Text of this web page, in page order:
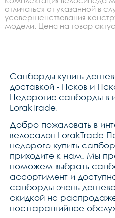
под камеру go pro.,сап
идеален для девушек и
мужчин
отличаться от указанной в
усовершенствования
модели. Цена на товар
Сапборды купить
доставкой - Псков и
Недорогие сапборды в
LorakTrade.
Добро пожаловать в
велосалон LorakTrade
недорого купить
приходите к нам. Мы
поможем выбрать
ассортимент и
сапборды очень
скидкой на
постгарантийное